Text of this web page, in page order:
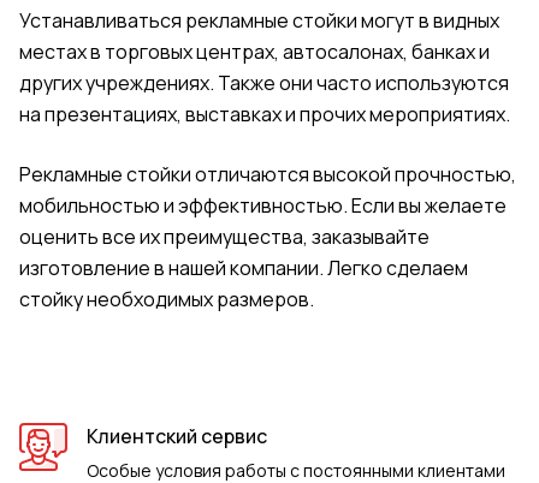
Устанавливаться рекламные стойки могут в видных
местах в торговых центрах, автосалонах, банках и
других учреждениях. Также они часто используются
на презентациях, выставках и прочих мероприятиях.
Рекламные стойки отличаются высокой прочностью,
мобильностью и эффективностью. Если вы желаете
оценить все их преимущества, заказывайте
изготовление в нашей компании. Легко сделаем
стойку необходимых размеров.
Клиентский сервис
Особые условия работы с постоянными клиентами